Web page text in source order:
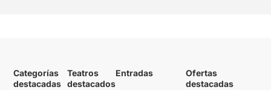
Categorías
destacadas
Teatros
destacados
Entradas
Ofertas
destacadas